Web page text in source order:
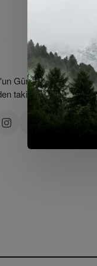
Güncel Haber
takip edebilirsiniz.